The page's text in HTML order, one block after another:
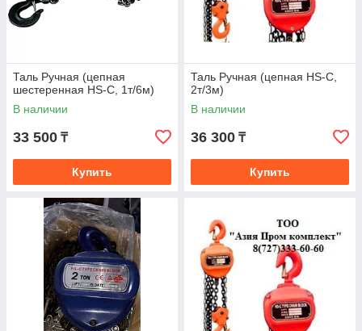
Таль Ручная (цепная
шестеренная HS-C, 1т/6м)
В наличии
33 500 ₸
Купить
Таль Ручная (цепная HS-C,
2т/3м)
В наличии
36 300 ₸
Купить